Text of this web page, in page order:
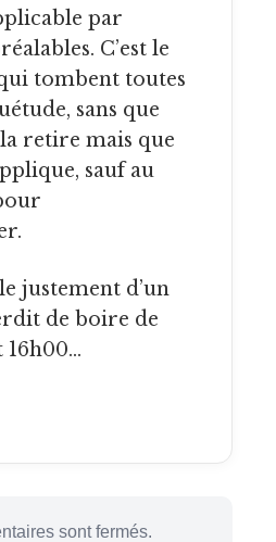
C’est le
tombent toutes
sans que
retire mais que
sauf au
de boire de
16h00…
sont fermés.